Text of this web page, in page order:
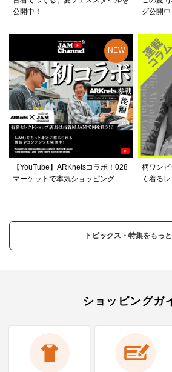
公開中！
グ公開中
【YouTube】ARKnetsコラボ！028
マーケットで本気ショッピング
柄ワン
く着る
トピックス・特集をもっ
ショッピングガ